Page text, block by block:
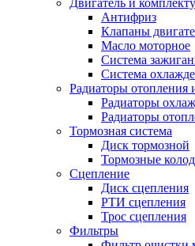
Антифриз
Клапаны
Масло моторное
Система
Система
Радиаторы отопления
Радиаторы
Радиаторы
Тормозная система
Диск тормозной
Тормозные
Сцепление
Диск сцепления
РТИ сцепления
Трос сцепления
Фильтры